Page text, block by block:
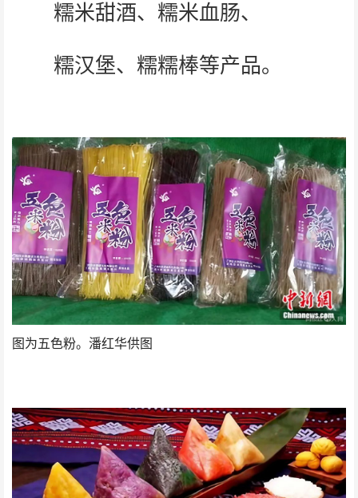
糯米甜酒、糯米血肠、
糯汉堡、糯糯棒等产品。
图为五色粉。潘红华供图